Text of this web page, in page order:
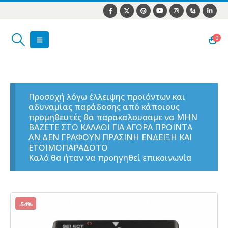
0
Προσοχή λόγω έλλειψης προϊόντων και
αδυναμίας παράδοσης από κάποιους
προμηθευτές θα παρακαλουσαμε να ΜΗΝ
ΒΑΖΕΤΕ ΣΤΟ ΚΑΛΑΘΙ ΓΙΑ ΑΓΟΡΑ ΠΡΟΙΝΤΑ
ΑΝ ΔΕΝ ΓΡΑΦΟΥΝ ΠΡΑΣΙΝΗ ΕΝΔΕΙΞΗ ΚΑΙ
ΕΤΟΙΜΟΠΑΡΑΔΟΤΟ
Καλό θα ήταν να προηγηθεί επικοινωνία
-54%